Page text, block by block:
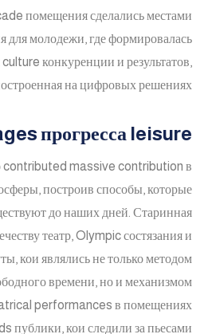
помещения сделались местами
для молодежи, где формировалась
конкуренции и результатов,
на цифровых решениях.
прогресса leisure
massive contribution в
построив способы, которые
до наших дней. Старинная
театр, Olympic состязания и
кои являлись не только методом
времени, но и механизмом
performances в помещениях
публики, кои следили за пьесами